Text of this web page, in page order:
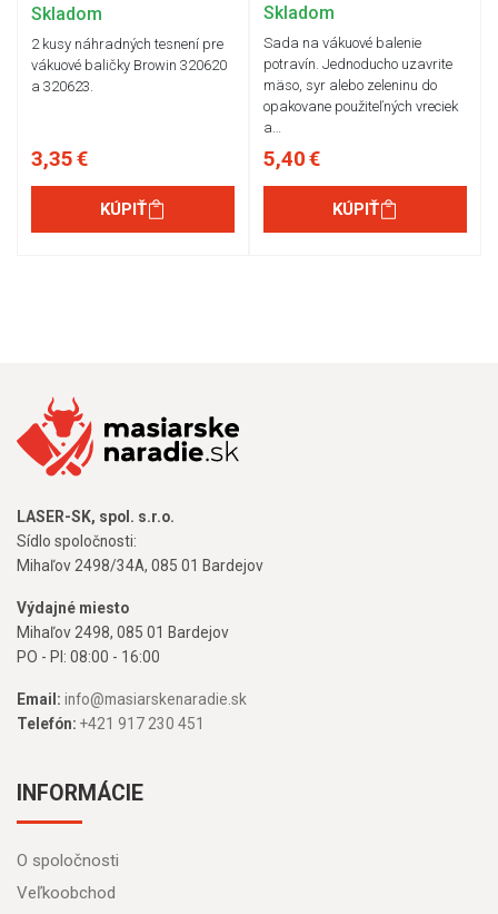
Skladom
2 kusy náhradných tesnení pre
vákuové baličky Browin 320620
a 320623.
3,35 €
KÚPIŤ
Skladom
Sada na vákuové balenie
potravín. Jednoducho uzavrite
mäso, syr alebo zeleninu do
opakovane použiteľných vreciek
a…
5,40 €
KÚPIŤ
LASER-SK, spol. s.r.o.
Sídlo spoločnosti:
Mihaľov 2498/34A, 085 01 Bardejov
Výdajné miesto
Mihaľov 2498, 085 01 Bardejov
PO - PI: 08:00 - 16:00
Email: info@masiarskenaradie.sk
Telefón: +421 917 230 451
INFORMÁCIE
O spoločnosti
Veľkoobchod